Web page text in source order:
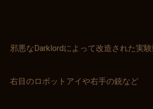
邪悪なDarklordによって改造された実験
右目のロボットアイや右手の銃など